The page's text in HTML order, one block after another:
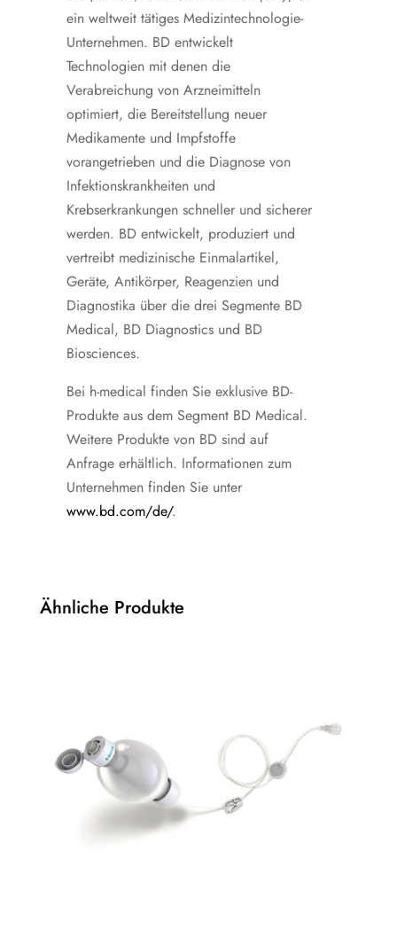
ein weltweit tätiges Medizintechnologie-
Unternehmen. BD entwickelt
Technologien mit denen die
Verabreichung von Arzneimitteln
optimiert, die Bereitstellung neuer
Medikamente und Impfstoffe
vorangetrieben und die Diagnose von
Infektionskrankheiten und
Krebserkrankungen schneller und sicherer
werden. BD entwickelt, produziert und
vertreibt medizinische Einmalartikel,
Geräte, Antikörper, Reagenzien und
Diagnostika über die drei Segmente BD
Medical, BD Diagnostics und BD
Biosciences.
Bei h-medical finden Sie exklusive BD-
Produkte aus dem Segment BD Medical.
Weitere Produkte von BD sind auf
Anfrage erhältlich. Informationen zum
Unternehmen finden Sie unter
www.bd.com/de/.
Ähnliche Produkte